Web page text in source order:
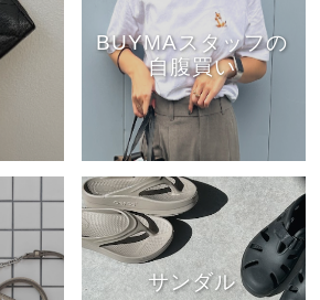
BUYMAスタッフの
自腹買い
サンダル